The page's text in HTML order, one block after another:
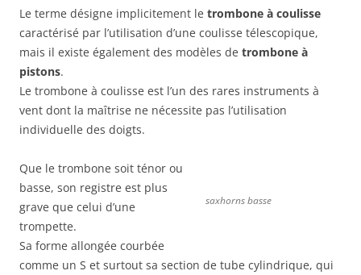
Le terme désigne implicitement le trombone à coulisse
caractérisé par l’utilisation d’une coulisse télescopique,
mais il existe également des modèles de trombone à
pistons.
Le trombone à coulisse est l’un des rares instruments à
vent dont la maîtrise ne nécessite pas l’utilisation
individuelle des doigts.
saxhorns basse
Que le trombone soit ténor ou
basse, son registre est plus
grave que celui d’une
trompette.
Sa forme allongée courbée
comme un S et surtout sa section de tube cylindrique, qui